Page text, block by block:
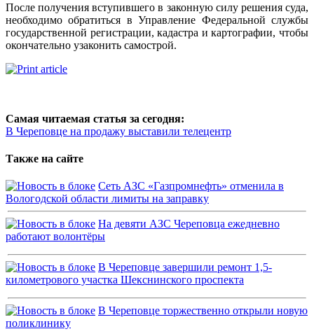
После получения вступившего в законную силу решения суда,
необходимо обратиться в Управление Федеральной службы
государственной регистрации, кадастра и картографии, чтобы
окончательно узаконить самострой.
Самая читаемая статья за сегодня:
В Череповце на продажу выставили телецентр
Также на сайте
Сеть АЗС «Газпромнефть» отменила в
Вологодской области лимиты на заправку
На девяти АЗС Череповца ежедневно
работают волонтёры
В Череповце завершили ремонт 1,5-
километрового участка Шекснинского проспекта
В Череповце торжественно открыли новую
поликлинику